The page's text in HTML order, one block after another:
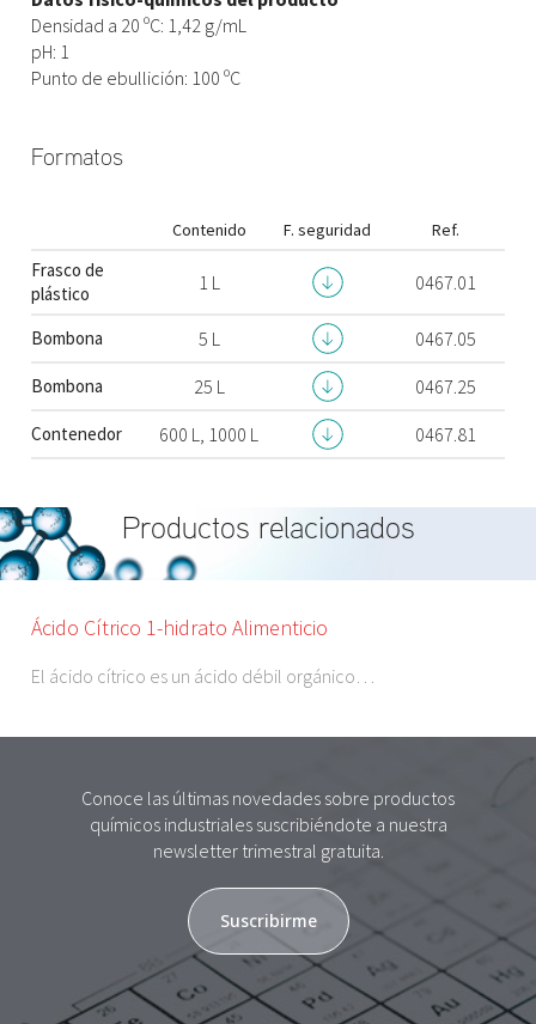
Densidad a 20 ºC: 1,42 g/mL
pH: 1
Punto de ebullición: 100 ºC
Formatos
Contenido F. seguridad Ref.
Frasco de
plástico
1 L 0467.01
Bombona 5 L 0467.05
Bombona 25 L 0467.25
Contenedor 600 L, 1000 L 0467.81
Productos relacionados
Ácido Cítrico 1-hidrato Alimenticio
El ácido cítrico es un ácido débil orgánico…
Conoce las últimas novedades sobre productos
químicos industriales suscribiéndote a nuestra
newsletter trimestral gratuita.
Suscribirme